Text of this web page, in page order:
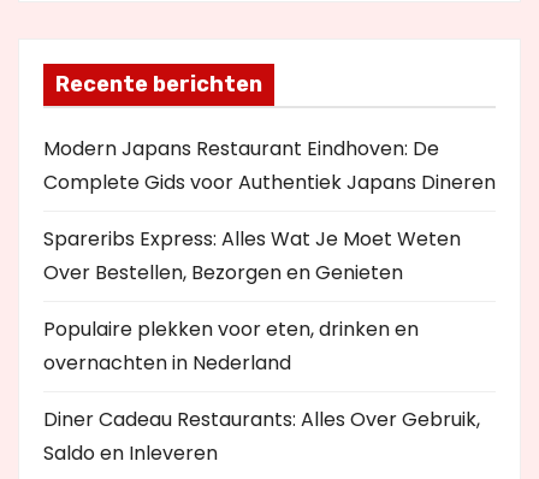
Recente berichten
Modern Japans Restaurant Eindhoven: De
Complete Gids voor Authentiek Japans Dineren
Spareribs Express: Alles Wat Je Moet Weten
Over Bestellen, Bezorgen en Genieten
Populaire plekken voor eten, drinken en
overnachten in Nederland
Diner Cadeau Restaurants: Alles Over Gebruik,
Saldo en Inleveren